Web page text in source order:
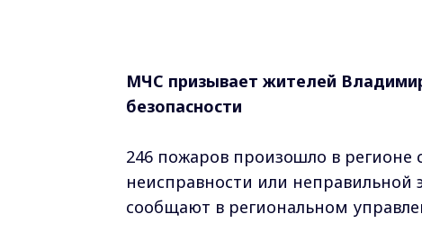
МЧС призывает жителей
безопасности
246 пожаров произошло в регионе
неисправности или неправильной
сообщают в региональном